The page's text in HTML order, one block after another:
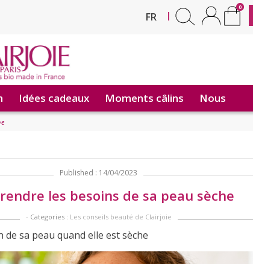
FR
EN |
0
Idées cadeaux Moments câlins Nous
Published : 14/04/2023
les besoins de sa peau sèche
- Categories : Les conseils beauté de Clairjoie
sa peau quand elle est sèche